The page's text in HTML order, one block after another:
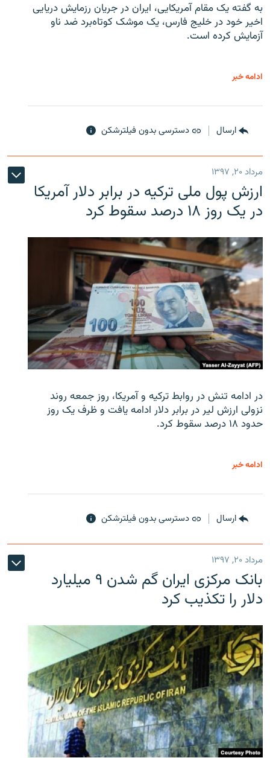
به گفته یک مقام آمریکایی، ایران در جریان رزمایش دریایی
اخیر خود در خلیج فارس، یک موشک کوتاه‌برد ضد ناو
آزمایش کرده است.
ادامه خبر
ارسال دسترسی بدون فیلترشکن
مرداد ۲۰, ۱۳۹۷
ارزش پول ملی ترکیه در برابر دلار آمریکا
در یک روز ۱۸ درصد سقوط کرد
در ادامه تنش در روابط ترکیه و آمریکا، روز جمعه روند
نزولی ارزش لیر در برابر دلار ادامه یافت و ظرف یک روز
حدود ۱۸ درصد سقوط کرد.
ادامه خبر
ارسال دسترسی بدون فیلترشکن
مرداد ۲۰, ۱۳۹۷
بانک مرکزی ایران گم شدن ۹ میلیارد
دلار را تکذیب کرد